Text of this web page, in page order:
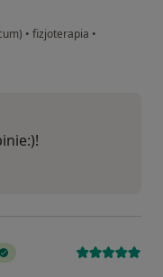
• fizjoterapia •